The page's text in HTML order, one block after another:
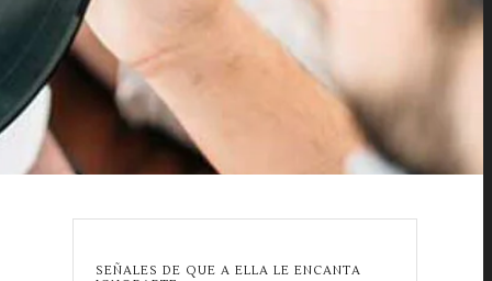
SEÑALES DE QUE A ELLA LE ENCANTA